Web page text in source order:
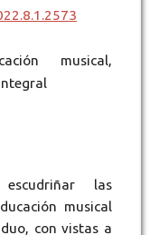
musical,
las
musical
con vistas a